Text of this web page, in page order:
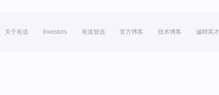
关于有道 Investors 有道智选 官方博客 技术博客 诚聘英才